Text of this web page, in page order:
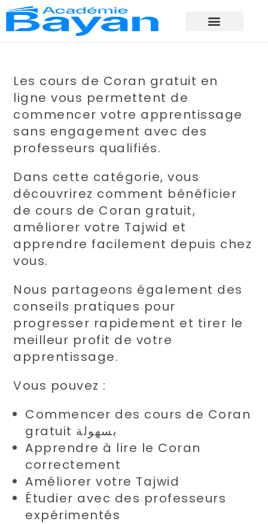
Les cours de Coran gratuit en
ligne vous permettent de
commencer votre apprentissage
sans engagement avec des
professeurs qualifiés.
Dans cette catégorie, vous
découvrirez comment bénéficier
de cours de Coran gratuit,
améliorer votre Tajwid et
apprendre facilement depuis chez
vous.
Nous partageons également des
conseils pratiques pour
progresser rapidement et tirer le
meilleur profit de votre
apprentissage.
Vous pouvez :
Commencer des cours de Coran
gratuit بسهولة
Apprendre à lire le Coran
correctement
Améliorer votre Tajwid
Étudier avec des professeurs
expérimentés